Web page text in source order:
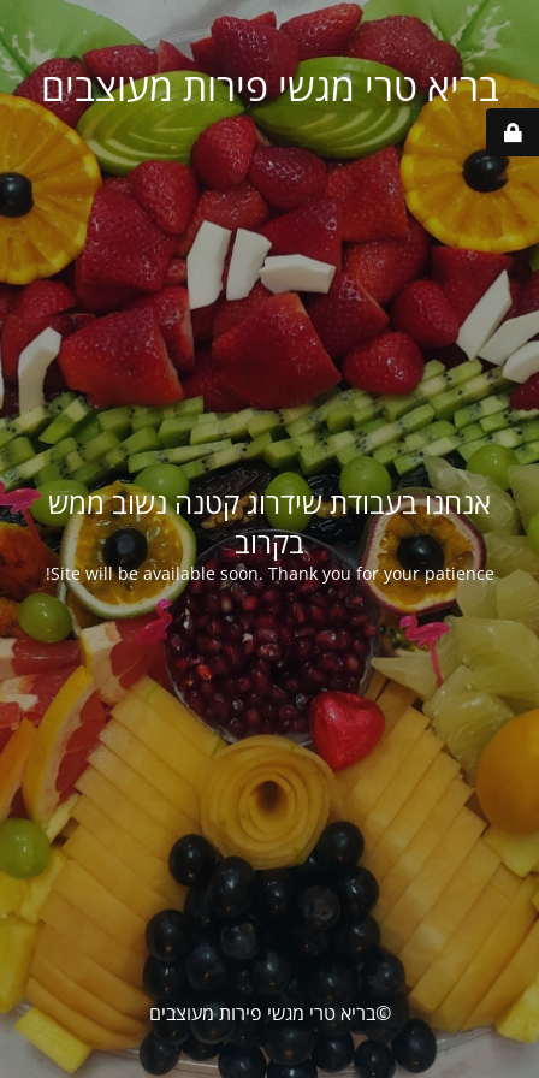
בריא טרי מגשי פירות מעוצבים
אנחנו בעבודת שידרוג קטנה נשוב ממש
בקרוב
Site will be available soon. Thank you for your patience!
©בריא טרי מגשי פירות מעוצבים